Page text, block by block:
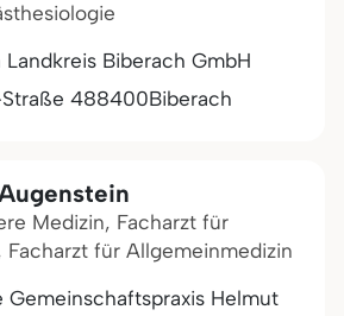
Landkreis Biberach GmbH
488400Biberach
Medizin, Facharzt für
Facharzt für Allgemeinmedizin
Gemeinschaftspraxis Helmut